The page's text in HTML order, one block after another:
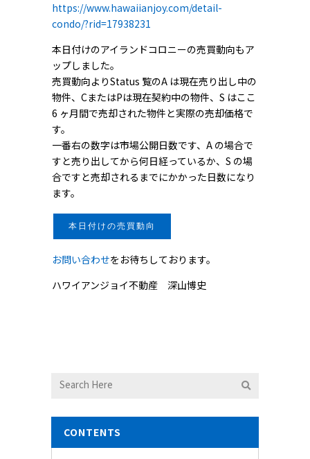
https://www.hawaiianjoy.com/detail-
condo/?rid=17938231
本日付けのアイランドコロニーの売買動向もア
ップしました。
売買動向よりStatus 覧のA は現在売り出し中の
物件、CまたはPは現在契約中の物件、S はここ
6 ヶ月間で売却された物件と実際の売却価格で
す。
一番右の数字は市場公開日数です、A の場合で
すと売り出してから何日経っているか、S の場
合ですと売却されるまでにかかった日数になり
ます。
本日付けの売買動向
お問い合わせをお待ちしております。
ハワイアンジョイ不動産 深山博史
CONTENTS